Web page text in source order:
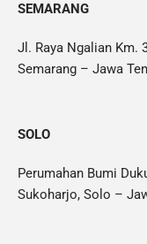
SEMARANG
Jl. Raya Ngalian Km.
Semarang – Jawa
SOLO
Perumahan Bumi
Sukoharjo, Solo –